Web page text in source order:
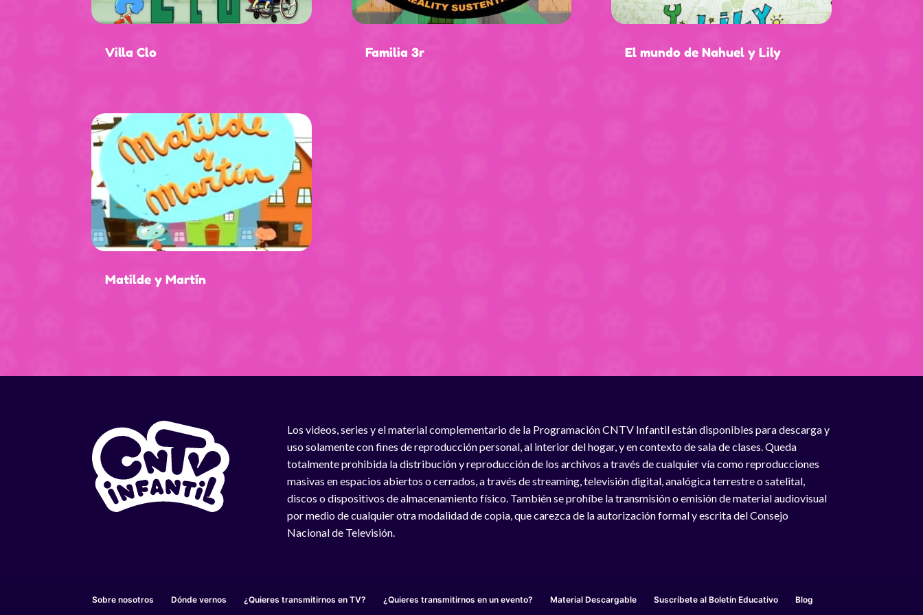
Villa Clo
Matilde y Martín
Familia 3r El mundo de Nahuel y Lily
Los videos, series y el material complementario de la Programación CNTV Infantil están disponibles para descarga y
uso solamente con fines de reproducción personal, al interior del hogar, y en contexto de sala de clases. Queda
totalmente prohibida la distribución y reproducción de los archivos a través de cualquier vía como reproducciones
masivas en espacios abiertos o cerrados, a través de streaming, televisión digital, analógica terrestre o satelital,
discos o dispositivos de almacenamiento físico. También se prohíbe la transmisión o emisión de material audiovisual
por medio de cualquier otra modalidad de copia, que carezca de la autorización formal y escrita del Consejo
Nacional de Televisión.
Sobre nosotros Dónde vernos ¿Quieres transmitirnos en TV? ¿Quieres transmitirnos en un evento? Material Descargable Suscríbete al Boletín Educativo Blog